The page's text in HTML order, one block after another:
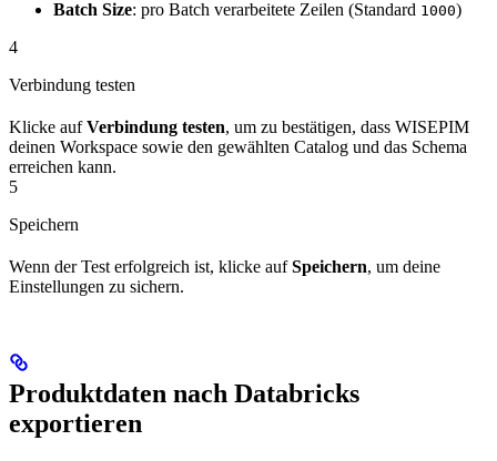
Batch Size: pro Batch verarbeitete Zeilen (Standard 1000)
4
Verbindung testen
Klicke aufVerbindung testen, um zu bestätigen, dass WISEPIM
deinen Workspace sowie den gewählten Catalog und das Schema
erreichen kann.
5
Speichern
Wenn der Test erfolgreich ist, klicke aufSpeichern, um deine
Einstellungen zu sichern.
Produktdaten nach Databricks
exportieren